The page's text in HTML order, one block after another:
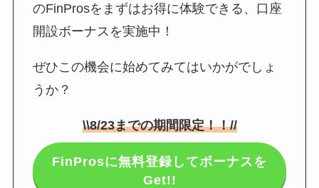
のFinProsをまずはお得に体験できる、口座
開設ボーナスを実施中！
ぜひこの機会に始めてみてはいかがでしょ
うか？
\\8/23までの期間限定！！//
FinProsに無料登録してボーナスを
Get!!